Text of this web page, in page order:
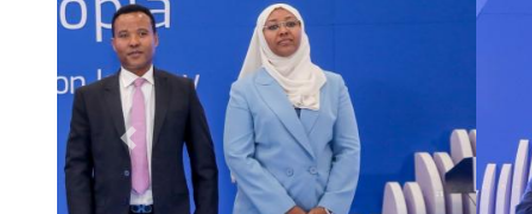
Previous